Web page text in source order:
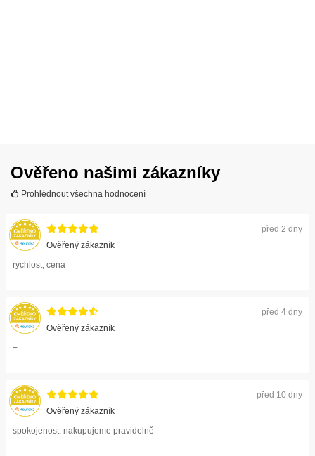
Ověřeno našimi zákazníky
Prohlédnout všechna hodnocení
před 2 dny
Ověřený zákazník
rychlost, cena
před 4 dny
Ověřený zákazník
+
před 10 dny
Ověřený zákazník
spokojenost, nakupujeme pravidelně